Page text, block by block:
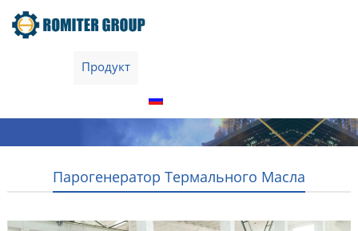
Продукт
Парогенератор Термального Масла